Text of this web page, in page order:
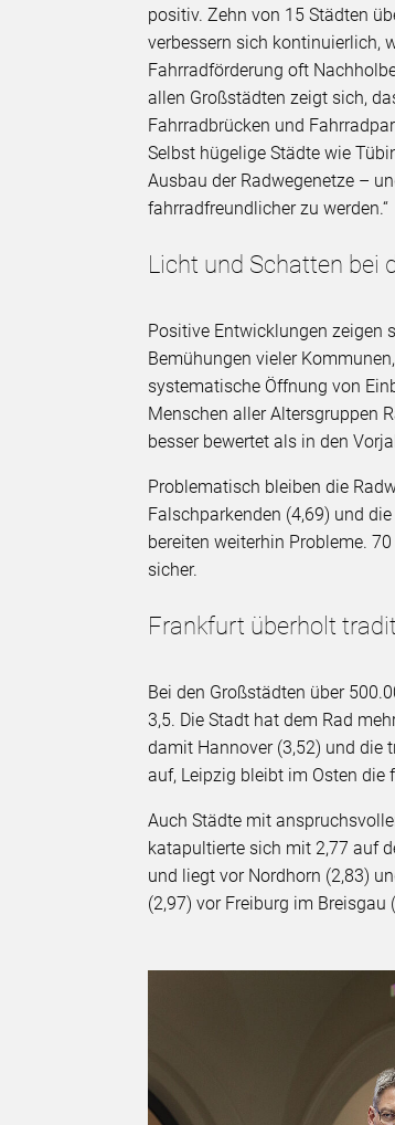
positiv. Zehn von 15 Städten
verbessern sich kontinuierlich,
Fahrradförderung oft
allen Großstädten zeigt sich,
Fahrradbrücken und
Selbst hügelige Städte wie
Ausbau der Radwegenetze –
fahrradfreundlicher zu werden.“
Licht und Schatten bei
Positive Entwicklungen zeigen
Bemühungen vieler
systematische Öffnung von
Menschen aller Altersgruppen
besser bewertet als in den
Problematisch bleiben die
Falschparkenden (4,69) und
bereiten weiterhin Probleme.
sicher.
Frankfurt überholt
Bei den Großstädten über
3,5. Die Stadt hat dem Rad
damit Hannover (3,52) und die
auf, Leipzig bleibt im Osten die
Auch Städte mit
katapultierte sich mit 2,77 auf
und liegt vor Nordhorn (2,83)
(2,97) vor Freiburg im Breisgau